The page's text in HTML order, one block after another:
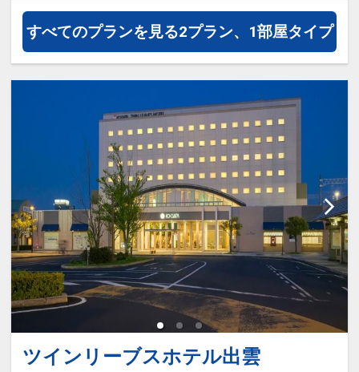
すべてのプランを見る2プラン、1部屋タイプ
ツインリーブスホテル出雲